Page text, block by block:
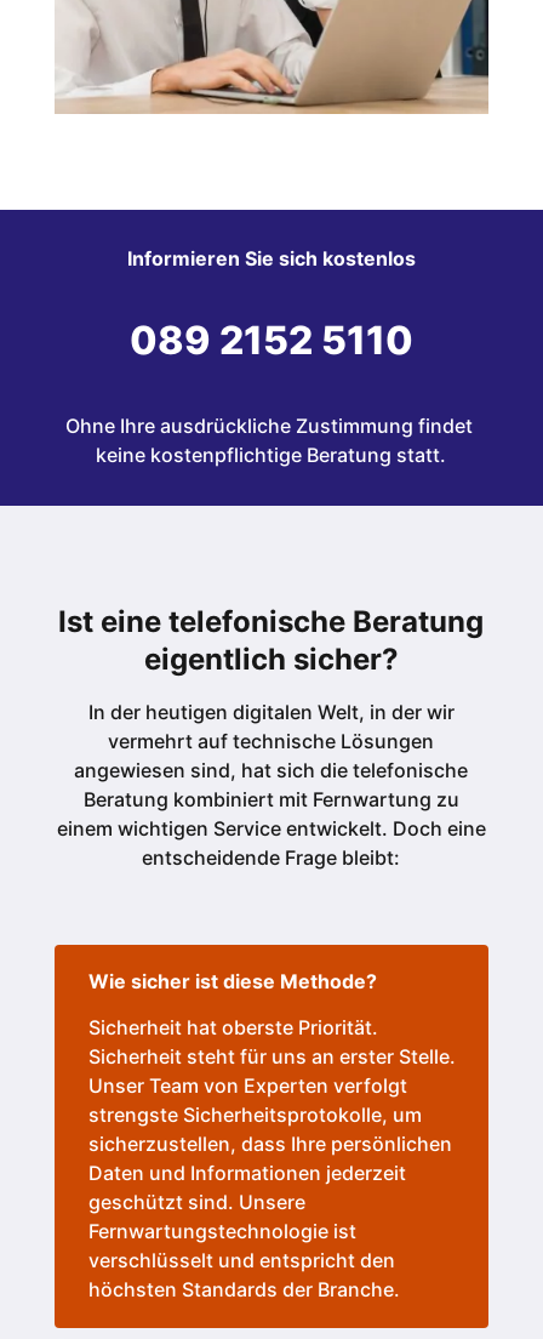
Informieren Sie sich kostenlos
089 2152 5110
Ohne Ihre ausdrückliche Zustimmung findet
keine kostenpflichtige Beratung statt.
Ist eine telefonische Beratung
eigentlich sicher?
In der heutigen digitalen Welt, in der wir
vermehrt auf technische Lösungen
angewiesen sind, hat sich die telefonische
Beratung kombiniert mit Fernwartung zu
einem wichtigen Service entwickelt. Doch eine
entscheidende Frage bleibt:
Wie sicher ist diese Methode?
Sicherheit hat oberste Priorität.
Sicherheit steht für uns an erster Stelle.
Unser Team von Experten verfolgt
strengste Sicherheitsprotokolle, um
sicherzustellen, dass Ihre persönlichen
Daten und Informationen jederzeit
geschützt sind. Unsere
Fernwartungstechnologie ist
verschlüsselt und entspricht den
höchsten Standards der Branche.